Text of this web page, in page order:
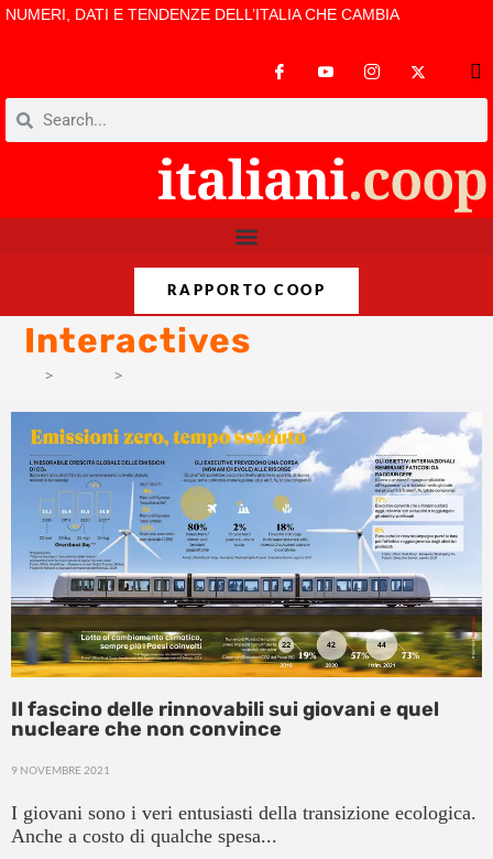
NUMERI, DATI E TENDENZE DELL’ITALIA CHE CAMBIA
RAPPORTO COOP
Interactives
> >
Il fascino delle rinnovabili sui giovani e quel
nucleare che non convince
9 NOVEMBRE 2021
I giovani sono i veri entusiasti della transizione ecologica.
Anche a costo di qualche spesa...